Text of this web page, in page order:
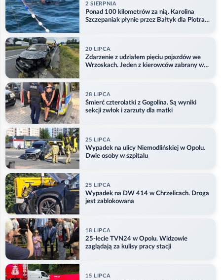
2 SIERPNIA
Ponad 100 kilometrów za nią. Karolina
Szczepaniak płynie przez Bałtyk dla Piotra.
20 LIPCA
Zdarzenie z udziałem pięciu pojazdów we
Wrzoskach. Jeden z kierowców zabrany w
28 LIPCA
Śmierć czterolatki z Gogolina. Są wyniki
sekcji zwłok i zarzuty dla matki
25 LIPCA
Wypadek na ulicy Niemodlińskiej w Opolu.
Dwie osoby w szpitalu
25 LIPCA
Wypadek na DW 414 w Chrzelicach. Droga
jest zablokowana
18 LIPCA
25-lecie TVN24 w Opolu. Widzowie
zaglądają za kulisy pracy stacji
15 LIPCA